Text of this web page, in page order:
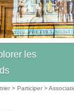
les
>Participer >